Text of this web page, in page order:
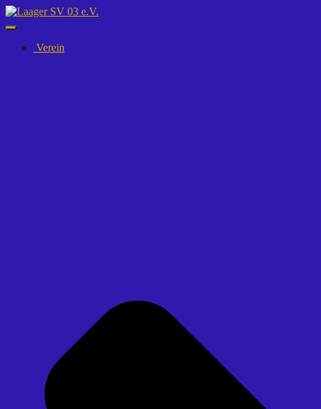
Navigation
umschalten
Verein